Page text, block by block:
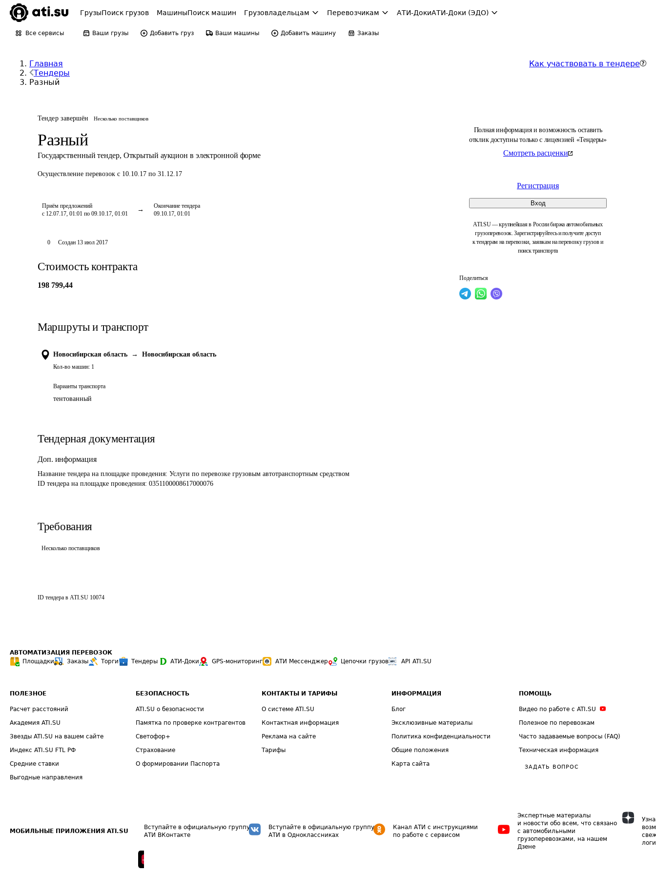
ГрузыПоиск грузов МашиныПоиск машин Грузовладельцам Перевозчикам АТИ-ДокиАТИ-Доки (ЭДО)
Все сервисы Ваши грузы Добавить груз Ваши машины Добавить машину Заказы
Главная
Тендеры
Разный
Как участвовать в тендере
Тендер завершён Несколько поставщиков
Разный
Государственный тендер, Открытый аукцион в электронной форме
Осуществление перевозок с 10.10.17 по 31.12.17
Приём предложений
с 12.07.17, 01:01 по 09.10.17, 01:01
Окончание тендера
09.10.17, 01:01
Полная информация и возможность оставить
отклик доступны только с лицензией «Тендеры»
Смотреть расценки
Регистрация
Вход
ATI.SU — крупнейшая в России биржа автомобильных
грузоперевозок. Зарегистрируйтесь и получите доступ
к тендерам на перевозки, заявкам на перевозку грузов и
поиск транспорта
Поделиться
0 Создан 13 июл 2017
Стоимость контракта
198 799,44
Маршруты и транспорт
Новосибирская область → Новосибирская область
Кол-во машин: 1
Варианты транспорта
тентованный
Тендерная документация
Доп. информация
Название тендера на площадке проведения: Услуги по перевозке грузовым автотранспортным средством
ID тендера на площадке проведения: 0351100008617000076
Требования
Несколько поставщиков
ID тендера в ATI.SU 10074
АВТОМАТИЗАЦИЯ ПЕРЕВОЗОК
Площадки
Заказы Торги Тендеры АТИ-Доки GPS-мониторинг АТИ Мессенджер Цепочки грузов API ATI.SU
ПОЛЕЗНОЕ
Расчет расстояний
Академия ATI.SU
Звезды ATI.SU на вашем сайте
Индекс ATI.SU FTL РФ
Средние ставки
Выгодные направления
БЕЗОПАСНОСТЬ
ATI.SU о безопасности
Памятка по проверке контрагентов
Светофор+
Страхование
О формировании Паспорта
КОНТАКТЫ И ТАРИФЫ
О системе ATI.SU
Контактная информация
Реклама на сайте
Тарифы
ИНФОРМАЦИЯ
Блог
Эксклюзивные материалы
Политика конфиденциальности
Общие положения
Карта сайта
ПОМОЩЬ
Видео по работе с ATI.SU
Полезное по перевозкам
Часто задаваемые вопросы (FAQ)
Техническая информация
ЗАДАТЬ ВОПРОС
МОБИЛЬНЫЕ ПРИЛОЖЕНИЯ ATI.SU
Вступайте в официальную группу
АТИ ВКонтакте
Вступайте в официальную группу
АТИ в Одноклассниках
Канал АТИ с инструкциями
по работе с сервисом
Экспертные материалы
и новости обо всем, что связано
с автомобильными
грузоперевозками, на нашем
Дзене